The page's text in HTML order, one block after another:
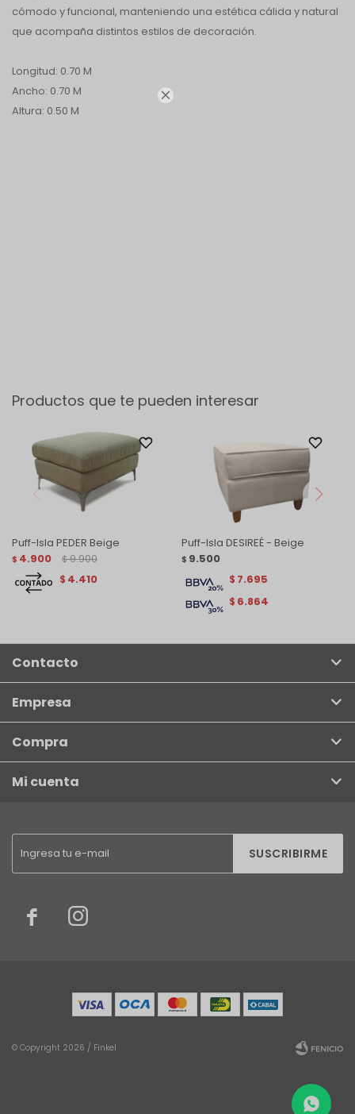

cómodo y funcional, manteniendo una estética cálida y natural
que acompaña distintos estilos de decoración.
Longitud: 0.70 M
Ancho: 0.70 M
Altura: 0.50 M
Productos que te pueden interesar
Puff-Isla PEDER Beige
$ 4.900 $ 9.900
$ 4.410
Puff-Isla DESIREÉ - Beige
$ 9.500
$ 6.864
$ 7.695
SUSCRIBIRME
 
Contacto
Empresa
Compra
Mi cuenta
© Copyright 2026 / Finkel